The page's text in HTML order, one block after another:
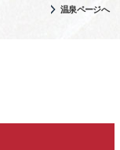
温泉ページへ